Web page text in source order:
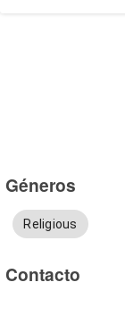
Géneros
Religious
Contacto